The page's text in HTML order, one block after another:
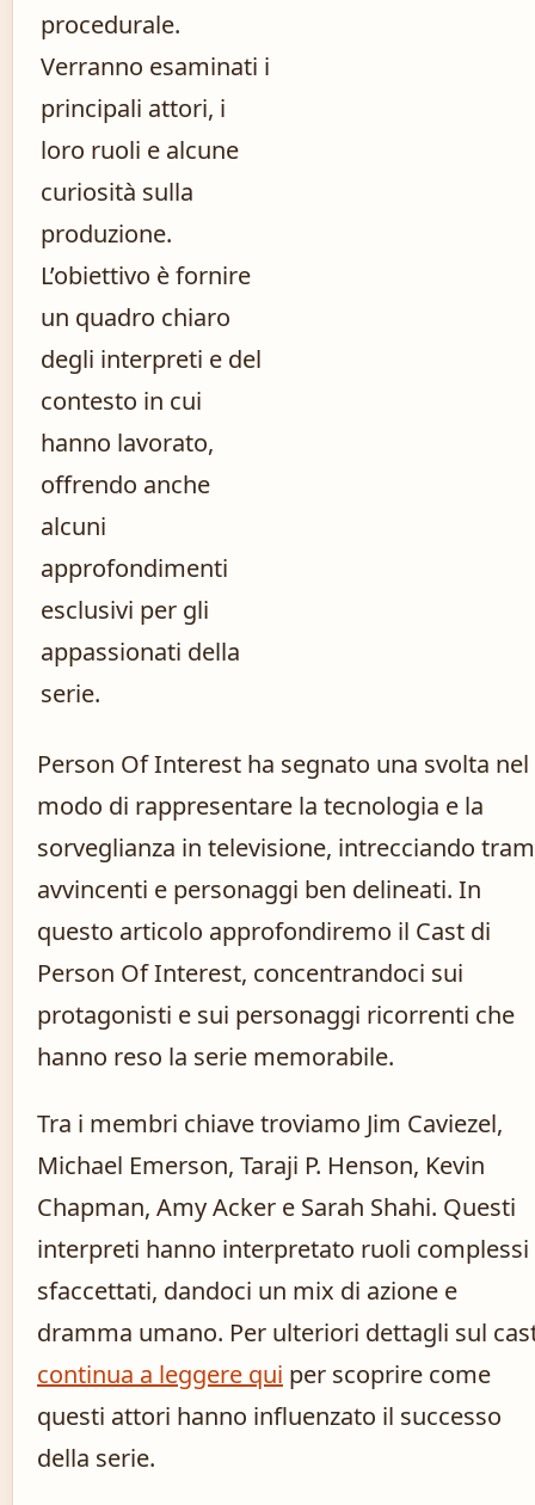
procedurale.
Verranno esaminati i
principali attori, i
loro ruoli e alcune
curiosità sulla
produzione.
L’obiettivo è fornire
un quadro chiaro
degli interpreti e del
contesto in cui
hanno lavorato,
offrendo anche
alcuni
approfondimenti
esclusivi per gli
appassionati della
serie.
Person Of Interest ha segnato una svolta nel
modo di rappresentare la tecnologia e la
sorveglianza in televisione, intrecciando
avvincenti e personaggi ben delineati. In
questo articolo approfondiremo il Cast di
Person Of Interest, concentrandoci sui
protagonisti e sui personaggi ricorrenti che
hanno reso la serie memorabile.
Tra i membri chiave troviamo Jim Caviezel,
Michael Emerson, Taraji P. Henson, Kevin
Chapman, Amy Acker e Sarah Shahi. Questi
interpreti hanno interpretato ruoli complessi
sfaccettati, dandoci un mix di azione e
dramma umano. Per ulteriori dettagli sul
continua a leggere qui per scoprire come
questi attori hanno influenzato il successo
della serie.